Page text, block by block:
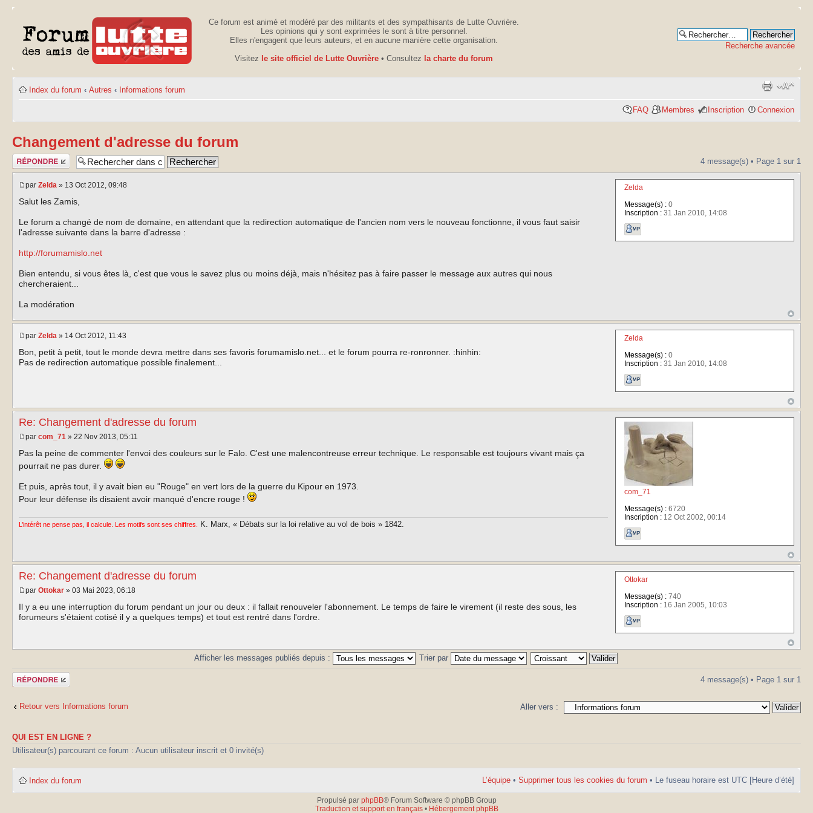
Ce forum est animé et modéré par des militants et des sympathisants de Lutte Ouvrière.
Les opinions qui y sont exprimées le sont à titre personnel.
Elles n'engagent que leurs auteurs, et en aucune manière cette organisation.
Visitez le site officiel de Lutte Ouvrière • Consultez la charte du forum
Recherche avancée
Index du forum ‹ Autres ‹ Informations forum
FAQ Membres Inscription Connexion
Changement d'adresse du forum
Publier une
réponse
4 message(s) • Page 1 sur 1
par Zelda » 13 Oct 2012, 09:48
Salut les Zamis,
Le forum a changé de nom de domaine, en attendant que la redirection automatique de l'ancien nom vers le nouveau fonctionne, il vous faut saisir
l'adresse suivante dans la barre d'adresse :
http://forumamislo.net
Bien entendu, si vous êtes là, c'est que vous le savez plus ou moins déjà, mais n'hésitez pas à faire passer le message aux autres qui nous
chercheraient...
La modération
Zelda
Message(s) :0
Inscription :31 Jan 2010, 14:08
par Zelda » 14 Oct 2012, 11:43
Bon, petit à petit, tout le monde devra mettre dans ses favoris forumamislo.net... et le forum pourra re-ronronner. :hinhin:
Pas de redirection automatique possible finalement...
Zelda
Message(s) :0
Inscription :31 Jan 2010, 14:08
Re: Changement d'adresse du forum
par com_71 » 22 Nov 2013, 05:11
Pas la peine de commenter l'envoi des couleurs sur le Falo. C'est une malencontreuse erreur technique. Le responsable est toujours vivant mais ça
pourrait ne pas durer.
Et puis, après tout, il y avait bien eu "Rouge" en vert lors de la guerre du Kipour en 1973.
Pour leur défense ils disaient avoir manqué d'encre rouge !
L’intérêt ne pense pas, il calcule. Les motifs sont ses chiffres. K. Marx, « Débats sur la loi relative au vol de bois » 1842.
com_71
Message(s) :6720
Inscription :12 Oct 2002, 00:14
Re: Changement d'adresse du forum
par Ottokar » 03 Mai 2023, 06:18
Il y a eu une interruption du forum pendant un jour ou deux : il fallait renouveler l'abonnement. Le temps de faire le virement (il reste des sous, les
forumeurs s'étaient cotisé il y a quelques temps) et tout est rentré dans l'ordre.
Ottokar
Message(s) :740
Inscription :16 Jan 2005, 10:03
Afficher les messages publiés depuis : Trier par
Publier une
réponse
4 message(s) • Page 1 sur 1
Retour vers Informations forum Aller vers :
QUI EST EN LIGNE ?
Utilisateur(s) parcourant ce forum : Aucun utilisateur inscrit et 0 invité(s)
Index du forum L’équipe • Supprimer tous les cookies du forum • Le fuseau horaire est UTC [Heure d’été]
Propulsé par phpBB® Forum Software © phpBB Group
Traduction et support en français• Hébergement phpBB